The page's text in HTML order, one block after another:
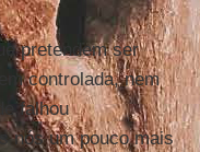
pretendem ser
controlada, nem
falhou
nós um pouco mais